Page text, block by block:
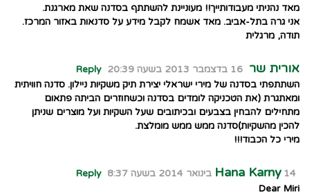
מאד נהניתי מעבודותייך!! מעוניינת להשתתף בסדנה שאת מארגנת.
אני גרה בתל-אביב. מאד אשמח לקבל מידע על סדנאות באזור המרכז.
תודה, מרגלית
אורית שר 16 בדצמבר 2013 בשעה 20:39
Reply
השתתפתי בסדנה של מירי ישראלי יצירת תיק משקיות ניילון. סדנה חוויתית
ומאתגרת (את הטכניקה לומדים בסדנה וכשחוזרים הביתה פתאום
מתחילים להבחין בצבעים ובכיתובים שעל השקיות ועל מוצרים שניתן
להכין מהשקיות)סדנה ממש ממש מומלצת.
מירי כל הכבוד!!!
Hana Karny 14 בינואר 2014 בשעה 8:37
Reply
Dear Miri